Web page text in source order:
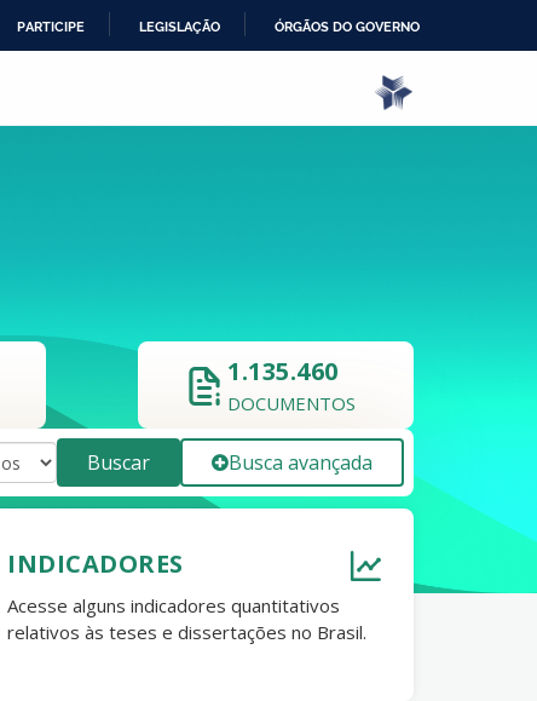
PARTICIPE LEGISLAÇÃO ÓRGÃOS DO GOVERNO
1.135.460
DOCUMENTOS
Buscar Busca avançada
INDICADORES
Acesse alguns indicadores quantitativos
relativos às teses e dissertações no Brasil.